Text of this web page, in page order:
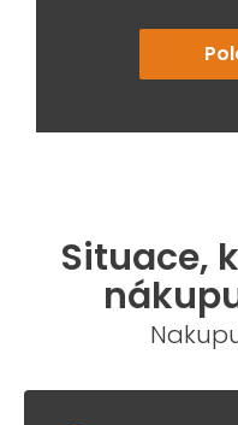
Situace,